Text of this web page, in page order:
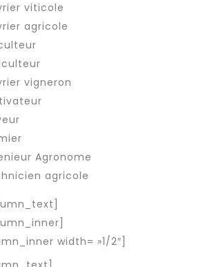
viticole
agricole
vigneron
Agronome
agricole
width= »1/2″]